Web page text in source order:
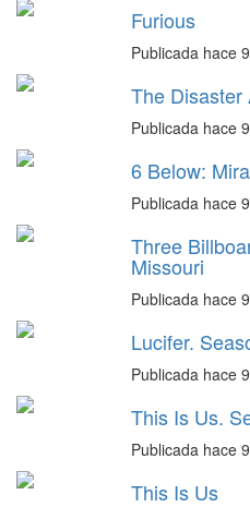
Furious
Publicada hace
The Disaster
Publicada hace
6 Below:
Publicada hace
Three
Missouri
Publicada hace
Lucifer.
Publicada hace
This Is Us.
Publicada hace
This Is Us